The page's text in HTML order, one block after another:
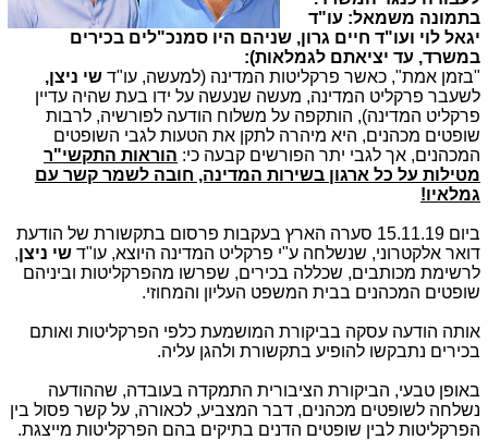
בתמונה משמאל: עו"ד
יגאל לוי ועו"ד חיים גרון, שניהם היו סמנכ"לים בכירים
במשרד, עד יציאתם לגמלאות):
"בזמן אמת", כאשר פרקליטות המדינה (למעשה, עו"ד שי ניצן,
לשעבר פרקליט המדינה, מעשה שנעשה על ידו בעת שהיה עדיין
פרקליט המדינה), הותקפה על משלוח הודעה לפורשיה, לרבות
שופטים מכהנים, היא מיהרה לתקן את הטעות לגבי השופטים
המכהנים, אך לגבי יתר הפורשים קבעה כי: הוראות התקשי"ר
מטילות על כל ארגון בשירות המדינה, חובה לשמר קשר עם
גמלאיו!
ביום 15.11.19 סערה הארץ בעקבות פרסום בתקשורת של הודעת
דואר אלקטרוני, שנשלחה ע"י פרקליט המדינה היוצא, עו"ד שי ניצן,
לרשימת מכותבים, שכללה בכירים, שפרשו מהפרקליטות וביניהם
שופטים המכהנים בבית המשפט העליון והמחוזי.
אותה הודעה עסקה בביקורת המושמעת כלפי הפרקליטות ואותם
בכירים נתבקשו להופיע בתקשורת ולהגן עליה.
באופן טבעי, הביקורת הציבורית התמקדה בעובדה, שההודעה
נשלחה לשופטים מכהנים, דבר המצביע, לכאורה, על קשר פסול בין
הפרקליטות לבין שופטים הדנים בתיקים בהם הפרקליטות מייצגת.